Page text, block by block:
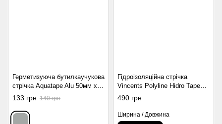
Герметизуюча бутилкаучукова
стрічка Aquatape Alu 50мм х
3м
133 грн 140 грн
Гідроізоляційна стрічка
Vincents Polyline Hidro Tape
10см x 25м
490 грн
Ширина / Довжина